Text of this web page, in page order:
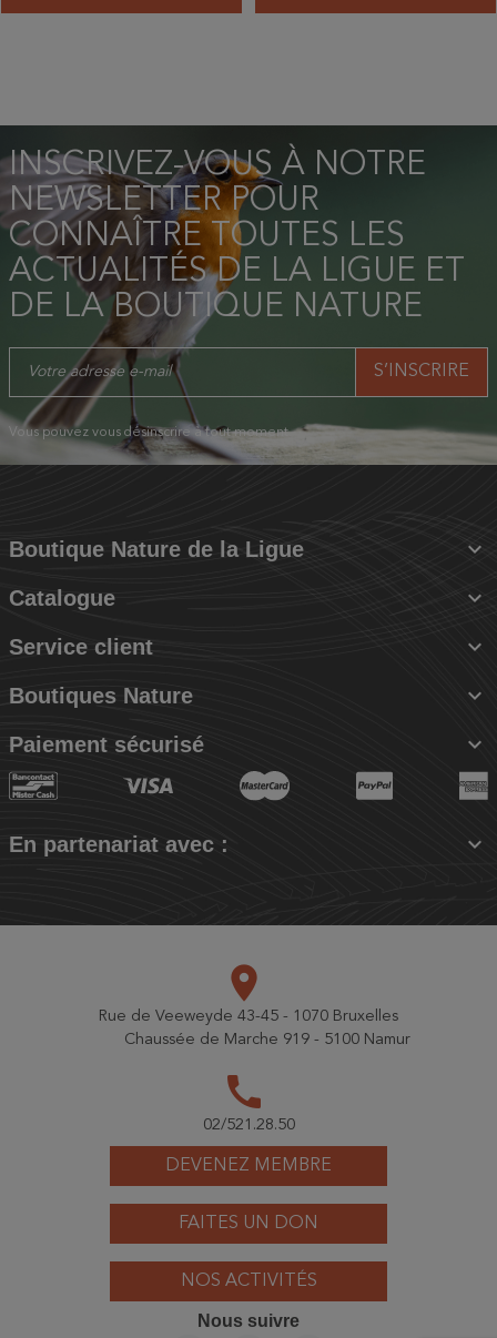
INSCRIVEZ-VOUS À NOTRE
NEWSLETTER POUR
CONNAÎTRE TOUTES LES
ACTUALITÉS DE LA LIGUE ET
DE LA BOUTIQUE NATURE
Vous pouvez vous désinscrire à tout moment.
Boutique Nature de la Ligue 
Catalogue 
Service client 
Boutiques Nature 
Paiement sécurisé 
En partenariat avec : 
DEVENEZ MEMBRE
FAITES UN DON
NOS ACTIVITÉS
place
Rue de Veeweyde 43-45 - 1070 Bruxelles
Chaussée de Marche 919 - 5100 Namur
call
02/521.28.50
Nous suivre